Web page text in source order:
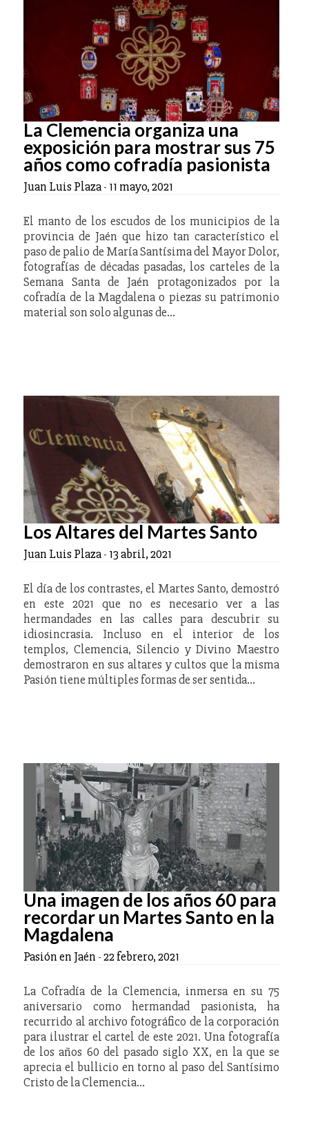
La Clemencia organiza una
exposición para mostrar sus 75
años como cofradía pasionista
Juan Luis Plaza- 11 mayo, 2021
El manto de los escudos de los municipios de la
provincia de Jaén que hizo tan característico el
paso de palio de María Santísima del Mayor Dolor,
fotografías de décadas pasadas, los carteles de la
Semana Santa de Jaén protagonizados por la
cofradía de la Magdalena o piezas su patrimonio
material son solo algunas de…
Los Altares del Martes Santo
Juan Luis Plaza- 13 abril, 2021
El día de los contrastes, el Martes Santo, demostró
en este 2021 que no es necesario ver a las
hermandades en las calles para descubrir su
idiosincrasia. Incluso en el interior de los
templos, Clemencia, Silencio y Divino Maestro
demostraron en sus altares y cultos que la misma
Pasión tiene múltiples formas de ser sentida…
Una imagen de los años 60 para
recordar un Martes Santo en la
Magdalena
Pasión en Jaén -22 febrero, 2021
La Cofradía de la Clemencia, inmersa en su 75
aniversario como hermandad pasionista, ha
recurrido al archivo fotográfico de la corporación
para ilustrar el cartel de este 2021. Una fotografía
de los años 60 del pasado siglo XX, en la que se
aprecia el bullicio en torno al paso del Santísimo
Cristo de la Clemencia…